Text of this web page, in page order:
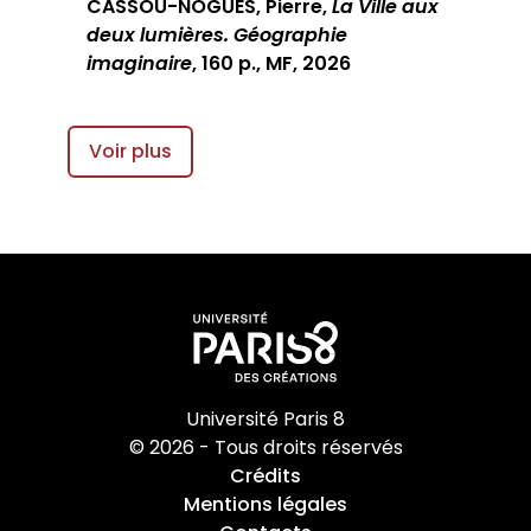
CASSOU-NOGUÈS, Pierre,La Ville aux
deux lumières. Géographie
imaginaire, 160 p., MF, 2026
Voir plus
Université Paris 8
© 2026 - Tous droits réservés
Crédits
Mentions légales